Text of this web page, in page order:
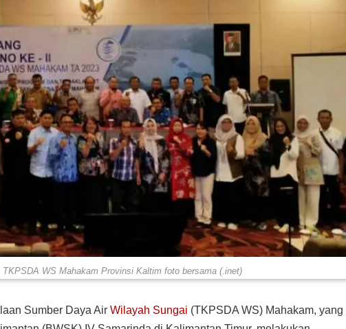
TKPSDA WS Mahakam Provinsi Kaltim foto bersama (.inet)
Sumber Daya Air Wilayah Sungai (TKPSDA WS) Mahakam, yang